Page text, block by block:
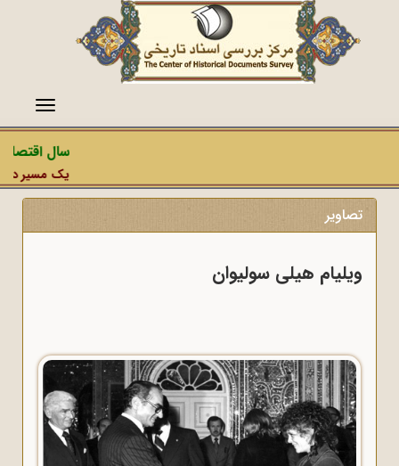
منو
سال
یک مسیر
تصاویر
ویلیام هیلی سولیوان